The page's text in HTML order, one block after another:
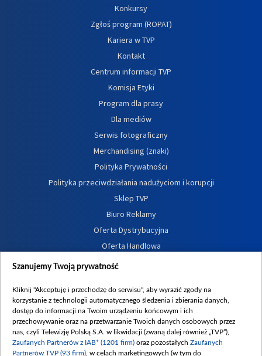
Konkursy
Zgłoś program (ROPAT)
Kariera w TVP
Kontakt
Centrum informacji TVP
Komisja Etyki
Program dla prasy
Dla mediów
Serwis fotograficzny
Merchandising (znaki)
Polityka Prywatności
Polityka przeciwdziałania nadużyciom i korupcji
Sklep TVP
Biuro Reklamy
Oferta Dystrybucyjna
Oferta Handlowa
Dostępność
Procedura zgłoszeń wewnętrznych
Szanujemy Twoją prywatność
Kliknij "Akceptuję i przechodzę do serwisu", aby wyrazić zgody na
korzystanie z technologii automatycznego śledzenia i zbierania danych,
dostęp do informacji na Twoim urządzeniu końcowym i ich
przechowywanie oraz na przetwarzanie Twoich danych osobowych przez
nas, czyli Telewizję Polską S.A. w likwidacji (zwaną dalej również „TVP”),
Zaufanych Partnerów z IAB* (1201 firm) oraz pozostałych Zaufanych
Partnerów TVP (93 firm) , w celach marketingowych (w tym do